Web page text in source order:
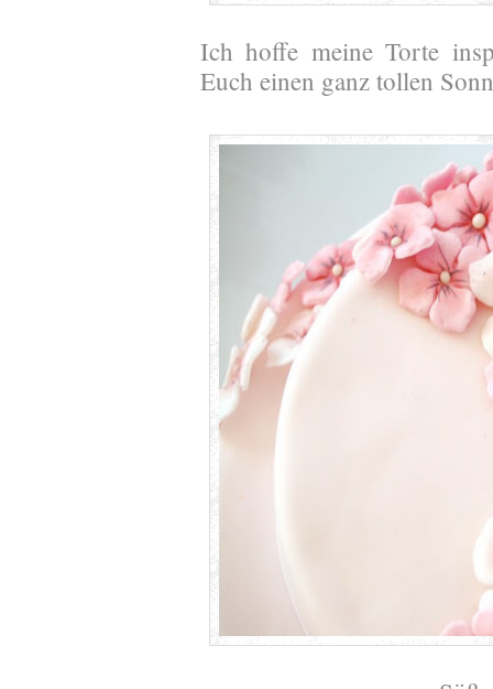
Ich hoffe meine Torte
Euch einen ganz tollen